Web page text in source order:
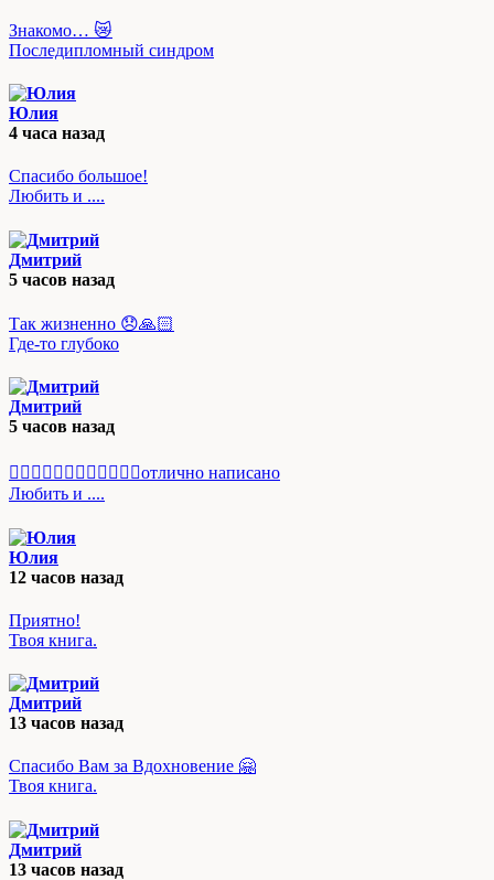
Знакомо… 😿
Последипломный синдром
Юлия
4 часа назад
Спасибо большое!
Любить и ....
Дмитрий
5 часов назад
Так жизненно 😞🙏🏻
Где-то глубоко
Дмитрий
5 часов назад
☝🏻👀🔥🔥🔥👍🏻👍🏻👍🏻отлично написано
Любить и ....
Юлия
12 часов назад
Приятно!
Твоя книга.
Дмитрий
13 часов назад
Спасибо Вам за Вдохновение 🤗
Твоя книга.
Дмитрий
13 часов назад